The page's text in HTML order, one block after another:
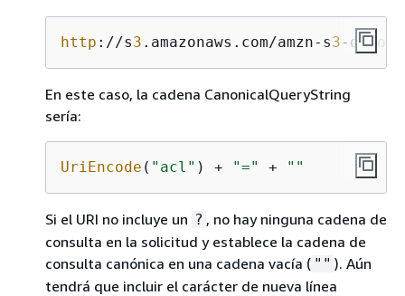
http ://s3 .amazonaws.com/amzn-s3-demo-
En este caso, la cadena CanonicalQueryString
sería:
UriEncode ( "acl" ) + "=" + ""
Si el URI no incluye un ? , no hay ninguna cadena de
consulta en la solicitud y establece la cadena de
consulta canónica en una cadena vacía ( "" ). Aún
tendrá que incluir el carácter de nueva línea